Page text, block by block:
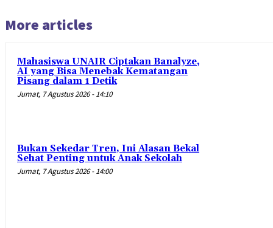
More articles
Mahasiswa UNAIR Ciptakan Banalyze,
AI yang Bisa Menebak Kematangan
Pisang dalam 1 Detik
Jumat, 7 Agustus 2026 - 14:10
Bukan Sekedar Tren, Ini Alasan Bekal
Sehat Penting untuk Anak Sekolah
Jumat, 7 Agustus 2026 - 14:00